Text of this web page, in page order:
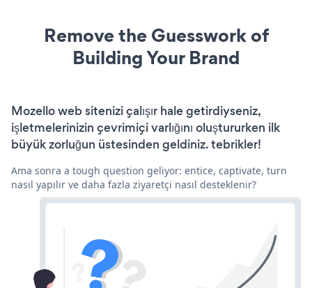
Remove the Guesswork of
Building Your Brand
Mozello web sitenizi çalışır hale getirdiyseniz,
işletmelerinizin çevrimiçi varlığını oluştururken ilk
büyük zorluğun üstesinden geldiniz. tebrikler!
Ama sonra a tough question geliyor: entice, captivate, turn
nasıl yapılır ve daha fazla ziyaretçi nasıl desteklenir?